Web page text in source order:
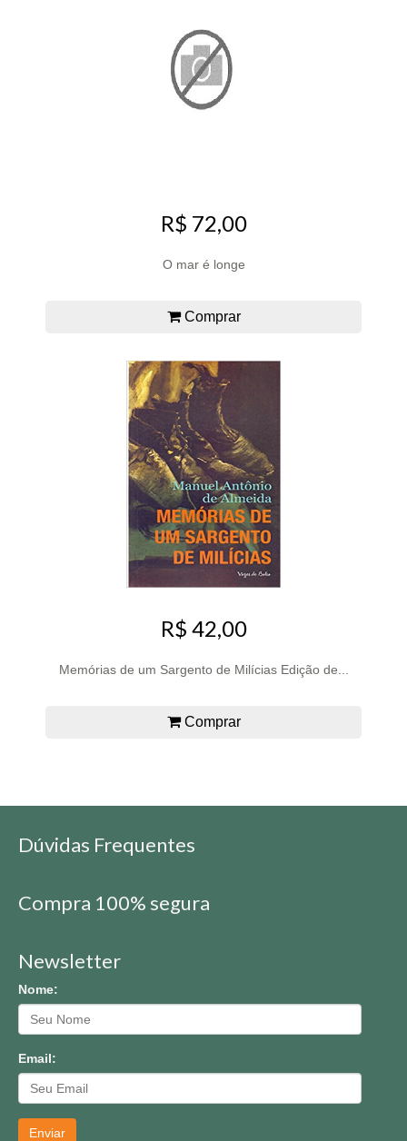
R$ 72,00
O mar é longe
Comprar
R$ 42,00
Memórias de um Sargento de Milícias Edição de...
Comprar
Dúvidas Frequentes
Compra 100% segura
Newsletter
Nome:
Email:
Enviar